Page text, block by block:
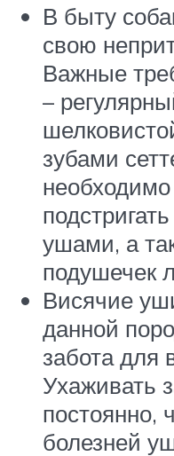
В быту
свою
Важные
–
зубами
ушами, а
подушечек
Висячие
данной
забота для
Ухаживать
постоянно,
болезней